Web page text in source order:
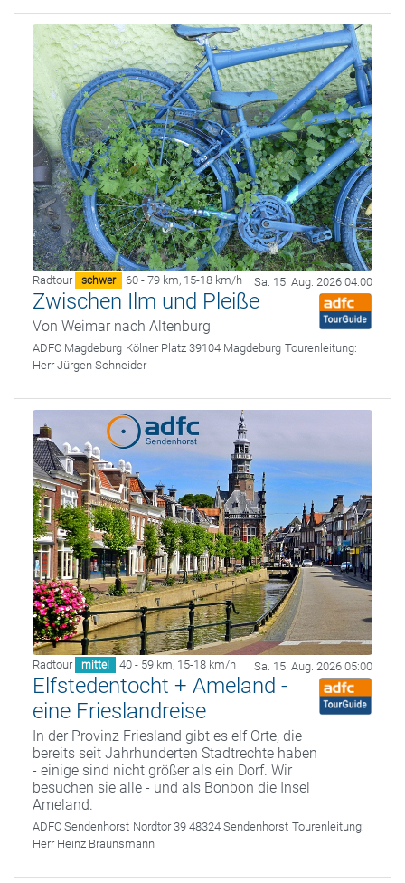
Radtour schwer 60 - 79 km, 15-18 km/h Sa. 15. Aug. 2026 04:00
Zwischen Ilm und Pleiße
Von Weimar nach Altenburg
ADFC Magdeburg Kölner Platz 39104 Magdeburg Tourenleitung:
Herr Jürgen Schneider
Radtour mittel 40 - 59 km, 15-18 km/h Sa. 15. Aug. 2026 05:00
Elfstedentocht + Ameland -
eine Frieslandreise
In der Provinz Friesland gibt es elf Orte, die
bereits seit Jahrhunderten Stadtrechte haben
- einige sind nicht größer als ein Dorf. Wir
besuchen sie alle - und als Bonbon die Insel
Ameland.
ADFC Sendenhorst Nordtor 39 48324 Sendenhorst Tourenleitung:
Herr Heinz Braunsmann